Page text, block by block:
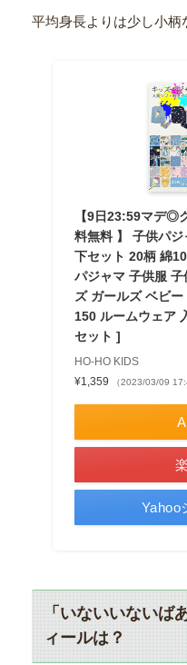
平均身長よりは少し小柄
【9日23:59マデ◎
料無料 】 子供パ
下セット 20柄 綿
パジャマ 子供服
ズ ガールズ ベビ
150 ルームウェア
セット ]
HO-HO KIDS
¥1,359
（2023/03/09
Yahoo
「いないいないば
ィールは？